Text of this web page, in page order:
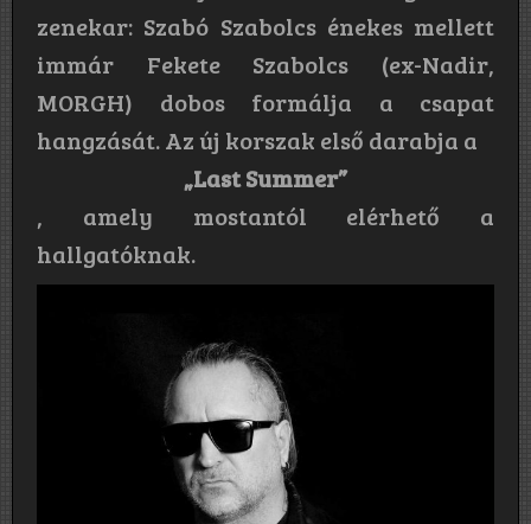
zenekar: Szabó Szabolcs énekes mellett
immár Fekete Szabolcs (ex-Nadir,
MORGH) dobos formálja a csapat
hangzását. Az új korszak első darabja a
„Last Summer”
, amely mostantól elérhető a
hallgatóknak.